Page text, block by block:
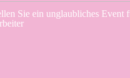
Sie ein unglaubliches Event